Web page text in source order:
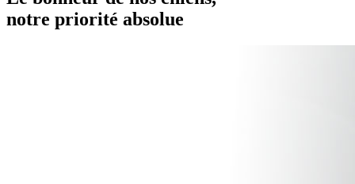
notre priorité absolue